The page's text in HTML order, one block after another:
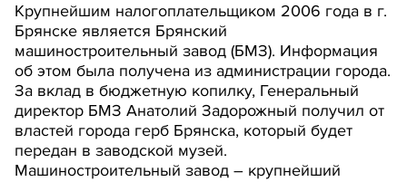
Крупнейшим налогоплательщиком 2006 года в г.
Брянске является Брянский
машиностроительный завод (БМЗ). Информация
об этом была получена из администрации города.
За вклад в бюджетную копилку, Генеральный
директор БМЗ Анатолий Задорожный получил от
властей города герб Брянска, который будет
передан в заводской музей.
Машиностроительный завод – крупнейший